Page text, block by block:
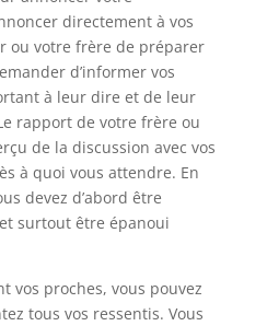
directement à vos
ou votre frère de préparer
d’informer vos
à leur dire et de leur
rapport de votre frère ou
de la discussion avec vos
à quoi vous attendre. En
devez d’abord être
surtout être épanoui
vos proches, vous pouvez
tous vos ressentis. Vous